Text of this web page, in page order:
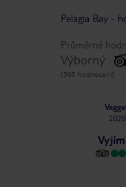
Pelagia Bay -
Průměrné
Výborný
(305 hodnocení)